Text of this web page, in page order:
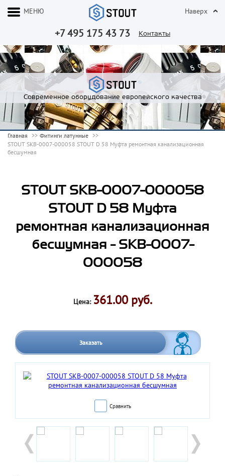
+7 495 175 43 73 Контакты
МЕНЮ Наверх
Современное оборудование европейского качества
Главная
Фитинги латунные
STOUT SKB-0007-000058 STOUT D 58 Муфта ремонтная канализационная
бесшумная
STOUT SKB-0007-000058
STOUT D 58 Муфта
ремонтная канализационная
бесшумная - SKB-0007-
000058
Цена: 361.00 руб.
Заказать
Сравнить